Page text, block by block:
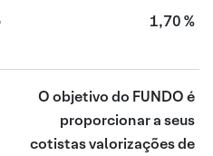
1,70 %
O objetivo do FUNDO é
proporcionar a seus
cotistas valorizações de